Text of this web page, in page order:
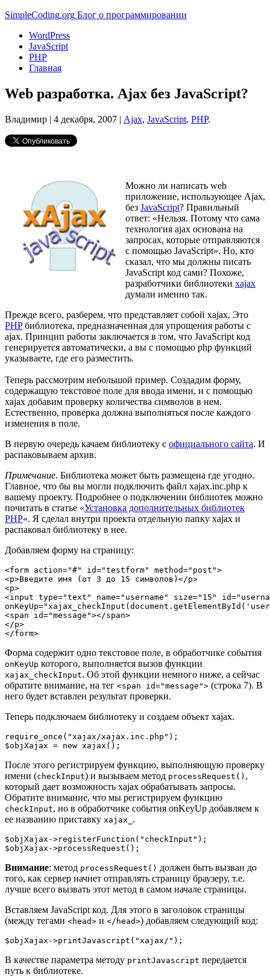
SimpleCoding.org Блог о программировании
WordPress
JavaScript
PHP
Главная
Web разработка. Ajax без JavaScript?
Владимир | 4 декабря, 2007 | Ajax, JavaScript, PHP.
Можно ли написать web
приложение, использующее Ajax,
без JavaScript? Правильный
ответ: «Нельзя. Потому что сама
технология ajax основана на
запросах, которые отправляются
с помощью JavaScript». Но, кто
сказал, что мы должны писать
JavaScript код сами? Похоже,
разработчики библиотеки xajax
думали именно так.
Прежде всего, разберем, что представляет собой xajax. Это
PHPбиблиотека, предназначенная для упрощения работы с
ajax. Принцип работы заключается в том, что JavaScript код
генерируется автоматически, а вы с помощью php функций
указываете, где его разместить.
Теперь рассмотрим небольшой пример. Создадим форму,
содержащую текстовое поле для ввода имени, и с помощью
xajax добавим проверку количества символов в нем.
Естественно, проверка должна выполняться после каждого
изменения в поле.
В первую очередь качаем библиотеку с официального сайта. И
распаковываем архив.
Примечание. Библиотека может быть размещена где угодно.
Главное, что бы вы могли подключить файл xajax.inc.php к
вашему проекту. Подробнее о подключении библиотек можно
почитать в статье «Установка дополнительных библиотек
PHP«. Я сделал внутри проекта отдельную папку xajax и
распаковал библиотеку в нее.
Добавляем форму на страницу:
<form action="#" id="testform" method="post">
<p>Введите имя (от 3 до 15 символов)</p>
<p>
<input type="text" name="username" size="15"
<span id="message"></span>
</p>
</form>
Форма содержит одно текстовое поле, в обработчике события
onKeyUp которого, выполняется вызов функции
xajax_checkInput. Об этой функции немного ниже, а сейчас
обратите внимание, на тег <span id="message"> (строка 7). В
него будет вставлен результат проверки.
Теперь подключаем библиотеку и создаем объект xajax.
require_once("xajax/xajax.inc.php");
$objXajax = new xajax();
После этого регистрируем функцию, выполняющую проверку
имени (checkInput) и вызываем метод processRequest() ,
который дает возможность xajax обрабатывать запросы.
Обратите внимание, что мы регистрируем функцию
checkInput, но в обработчике события onKeyUp добавляем к
ее названию приставку xajax_ .
$objXajax->registerFunction("checkInput");
$objXajax->processRequest();
Внимание: метод processRequest() должен быть вызван до
того, как сервер начнет отправлять страницу браузеру, т.е.
лучше всего вызвать этот метод в самом начале страницы.
Вставляем JavaScript код. Для этого в заголовок страницы
(между тегами <head> и </head>) добавляем следующий код:
$objXajax->printJavascript("xajax/");
В качестве параметра методу printJavascript передается
путь к библиотеке.